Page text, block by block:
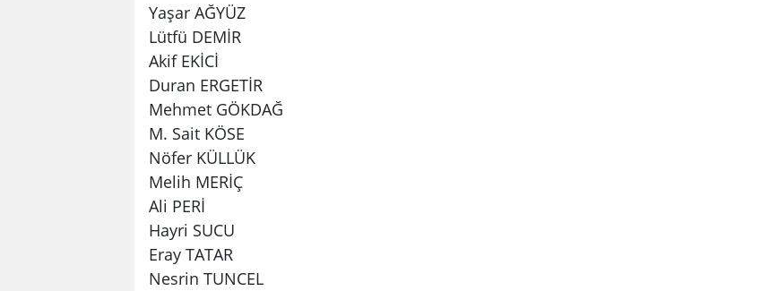
Yaşar AĞYÜZ
Lütfü DEMİR
Akif EKİCİ
Duran ERGETİR
Mehmet GÖKDAĞ
M. Sait KÖSE
Nöfer KÜLLÜK
Melih MERİÇ
Ali PERİ
Hayri SUCU
Eray TATAR
Nesrin TUNCEL